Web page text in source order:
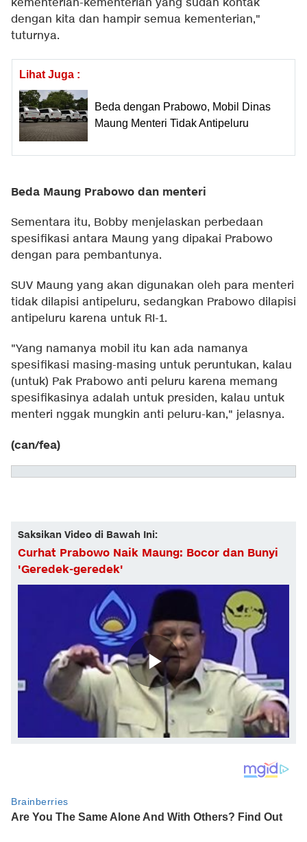
dengan kita dan hampir semua kementerian,"
tuturnya.
Lihat Juga :
Beda dengan Prabowo, Mobil Dinas
Maung Menteri Tidak Antipeluru
Beda Maung Prabowo dan menteri
Sementara itu, Bobby menjelaskan perbedaan
spesifikasi antara Maung yang dipakai Prabowo
dengan para pembantunya.
SUV Maung yang akan digunakan oleh para menteri
tidak dilapisi antipeluru, sedangkan Prabowo dilapisi
antipeluru karena untuk RI-1.
"Yang namanya mobil itu kan ada namanya
spesifikasi masing-masing untuk peruntukan, kalau
(untuk) Pak Prabowo anti peluru karena memang
spesifikasinya adalah untuk presiden, kalau untuk
menteri nggak mungkin anti peluru-kan," jelasnya.
(can/fea)
Saksikan Video di Bawah Ini:
Curhat Prabowo Naik Maung: Bocor dan Bunyi
'Geredek-geredek'